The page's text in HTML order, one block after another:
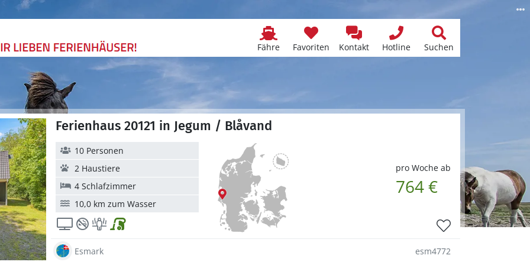
Fähre Favoriten Kontakt Hotline Suchen
Ferienhaus 20121 in Jegum / Blåvand
pro Woche ab
764 €
10 Personen
2 Haustiere
4 Schlafzimmer
10,0 km zum Wasser
Esmark esm4772